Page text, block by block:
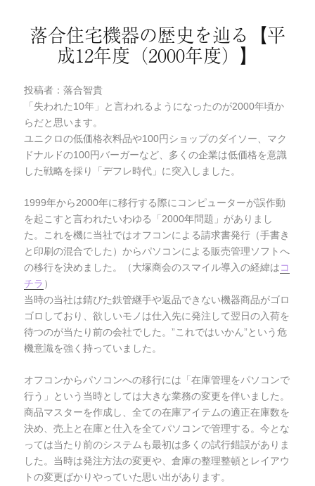
ー
落合住宅機器の歴史を辿る【平
成12年度（2000年度）】
投稿者：落合智貴
「失われた10年」と言われるようになったのが2000年頃か
らだと思います。
ユニクロの低価格衣料品や100円ショップのダイソー、マク
ドナルドの100円バーガーなど、多くの企業は低価格を意識
した戦略を採り「デフレ時代」に突入しました。
1999年から2000年に移行する際にコンピューターが誤作動
を起こすと言われたいわゆる「2000年問題」がありまし
た。これを機に当社ではオフコンによる請求書発行（手書き
と印刷の混合でした）からパソコンによる販売管理ソフトへ
の移行を決めました。（大塚商会のスマイル導入の経緯はコ
チラ ）
当時の当社は錆びた鉄管継手や返品できない機器商品がゴロ
ゴロしており、欲しいモノは仕入先に発注して翌日の入荷を
待つのが当たり前の会社でした。”これではいかん”という危
機意識を強く持っていました。
オフコンからパソコンへの移行には「在庫管理をパソコンで
行う」という当時としては大きな業務の変更を伴いました。
商品マスターを作成し、全ての在庫アイテムの適正在庫数を
決め、売上と在庫と仕入を全てパソコンで管理する。今とな
っては当たり前のシステムも最初は多くの試行錯誤がありま
した。当時は発注方法の変更や、倉庫の整理整頓とレイアウ
トの変更ばかりやっていた思い出があります。